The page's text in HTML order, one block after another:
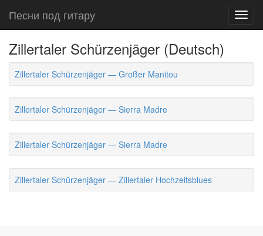
Песни под гитару
Zillertaler Schürzenjäger (Deutsch)
Zillertaler Schürzenjäger — Großer Manitou
Zillertaler Schürzenjäger — Sierra Madre
Zillertaler Schürzenjäger — Sierra Madre
Zillertaler Schürzenjäger — Zillertaler Hochzeitsblues